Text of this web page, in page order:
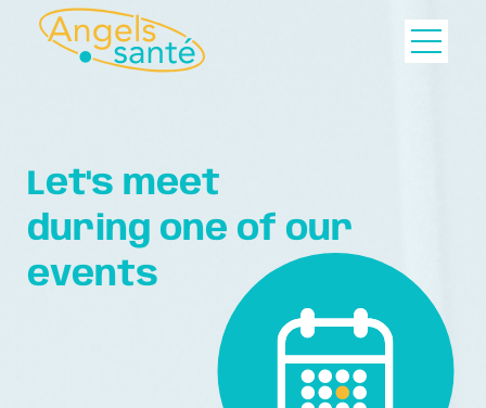
Let's meet
during one of our
events